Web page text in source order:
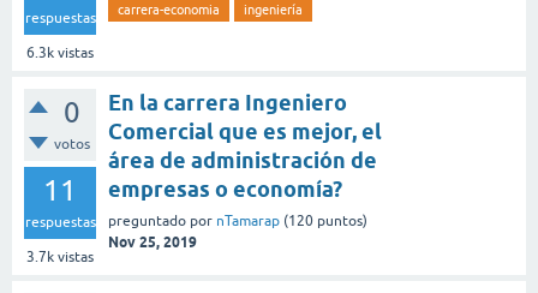
respuestas
6.3k vistas
carrera-economia ingeniería
0
votos
11
respuestas
3.7k vistas
En la carrera Ingeniero
Comercial que es mejor, el
área de administración de
empresas o economía?
preguntado por nTamarap (120 puntos)
Nov 25, 2019